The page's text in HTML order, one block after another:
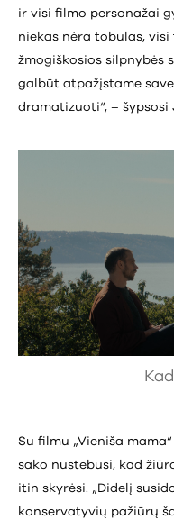
ir visi filmo personažai
niekas nėra tobulas,
žmogiškosios silpnybės
galbūt atpažįstame
dramatizuoti“, – šypsosi
Su filmu „Vieniša
sako nustebusi, kad
itin skyrėsi. „Didelį
konservatyvių pažiūrų